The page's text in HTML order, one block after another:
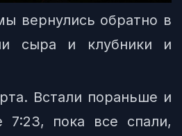
вернулись обратно в
сыра и клубники и
Встали пораньше и
7:23, пока все спали,